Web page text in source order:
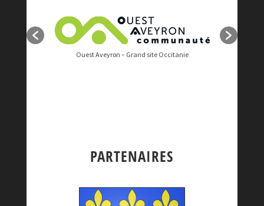
Ouest Aveyron – Grand site Occitanie
PARTENAIRES